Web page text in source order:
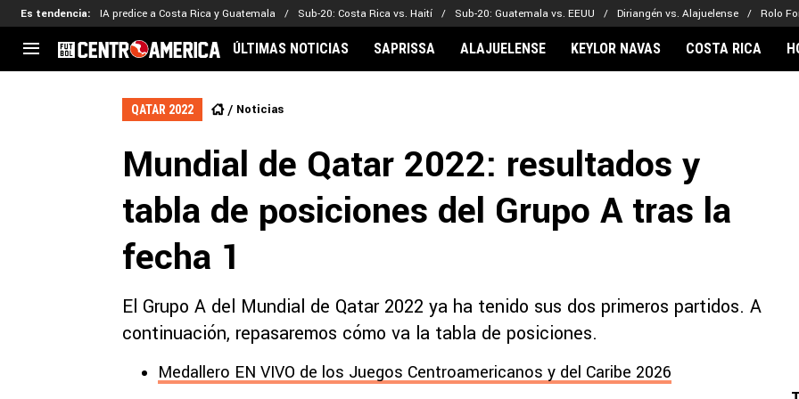
Es tendencia: IA predice a Costa Rica y Guatemala Sub-20: Costa Rica vs. Haití Sub-20: Guatemala vs. EEUU Diriangén vs. Alajuelense Rolo
CENTROAMÉRICA
El Salvador
CONCACAF
Liga de Naciones
Copa de Campeones
Copa Centroamericana
MLS
Kervin Arriaga
Nathaniel Méndez-Laing
Alajuelense
Comunicaciones
Real Estelí
Real Madrid
ÚLTIMAS NOTICIAS SAPRISSA ALAJUELENSE KEYLOR NAVAS COSTA RICA
QATAR 2022 Noticias
Mundial de Qatar 2022: resultados y
tabla de posiciones del Grupo A tras la
fecha 1
El Grupo A del Mundial de Qatar 2022 ya ha tenido sus dos primeros partidos. A
continuación, repasaremos cómo va la tabla de posiciones.
Medallero EN VIVO de los Juegos Centroamericanos y del Caribe 2026